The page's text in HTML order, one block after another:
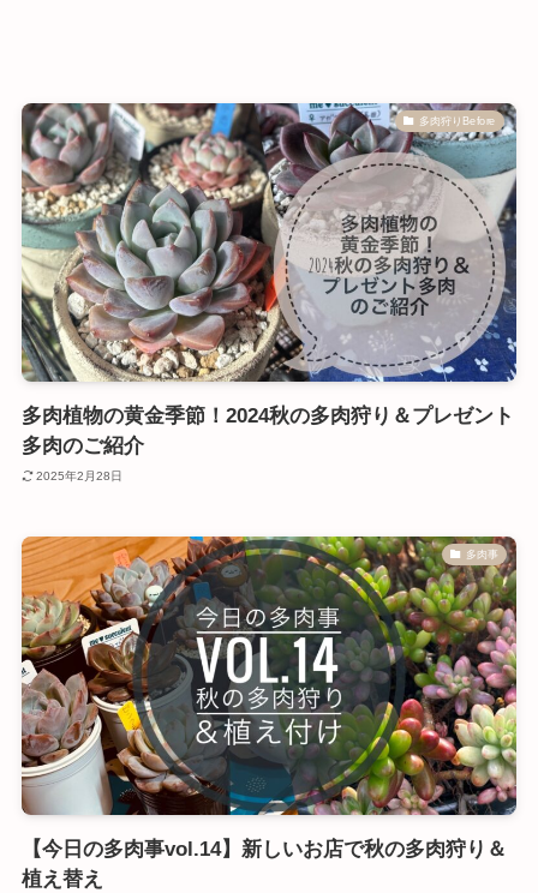
多肉狩りBefore
多肉植物の黄金季節！2024秋の多肉狩り＆プレゼント
多肉のご紹介
2025年2月28日
多肉事
【今日の多肉事vol.14】新しいお店で秋の多肉狩り＆
植え替え